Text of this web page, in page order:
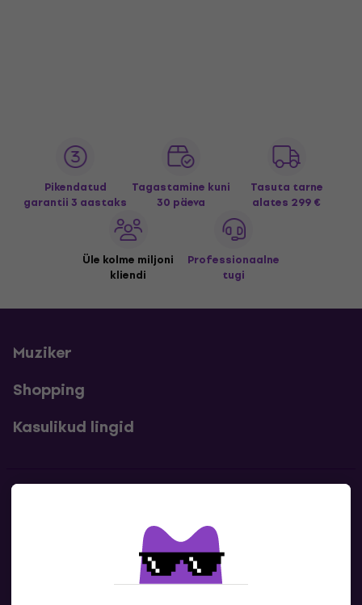
Pikendatud
garantii 3 aastaks
Tagastamine kuni
30 päeva
Tasuta tarne
alates 299 €
Üle kolme miljoni
kliendi
Professionaalne
tugi
Muziker
Shopping
Kasulikud lingid
Kontaktandmed